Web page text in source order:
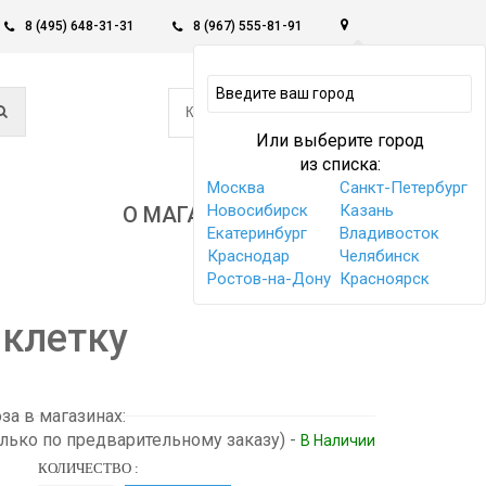
8 (495) 648-31-31 8 (967) 555-81-91
Или выберите город
из списка:
Москва
Санкт-Петербург
Новосибирск
Казань
Екатеринбург
Владивосток
Краснодар
Челябинск
Ростов-на-Дону Красноярск
КОРЗИНА -
0
О МАГАЗИНЕ
в магазинах:
по предварительному заказу) - В Наличии
КОЛИЧЕСТВО :